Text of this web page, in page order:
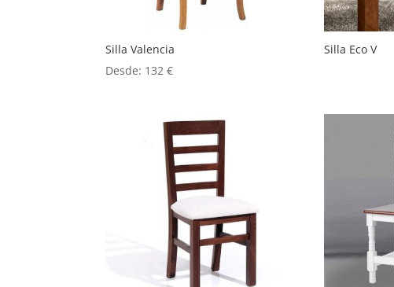
Silla Valencia
Desde: 132€
Silla Eco V